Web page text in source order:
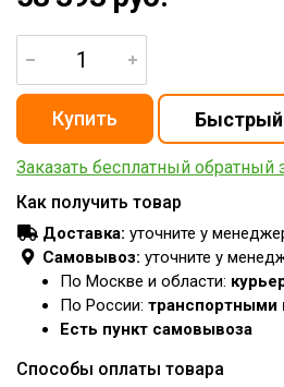
Заказать бесплатный обратный
Как получить товар
Доставка: уточните у
Самовывоз: уточните у
По Москве и области:
По России: транспортными
Есть пункт самовывоза
Способы оплаты товара